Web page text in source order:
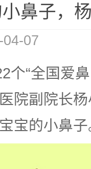
鼻子，
04-07
个“全国爱
院副院长
宝的小鼻